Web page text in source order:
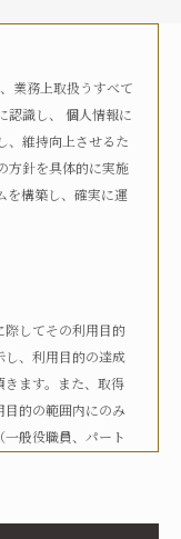
ない
中 不明
業務上取扱うすべて
認識し、 個人情報に
、維持向上させるた
方針を具体的に実施
を構築し、確実に運
際してその利用目的
し、利用目的の達成
ます。また、取得
的の範囲内にのみ
般役職員、パート